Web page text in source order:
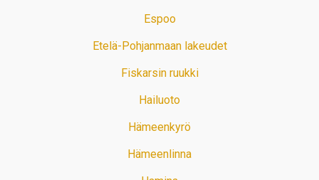
Espoo
Etelä-Pohjanmaan lakeudet
Fiskarsin ruukki
Hailuoto
Hämeenkyrö
Hämeenlinna